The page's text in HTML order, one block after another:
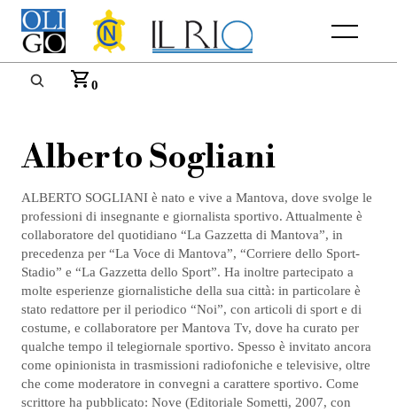
Menu
0
Alberto Sogliani
ALBERTO SOGLIANI è nato e vive a Mantova, dove svolge le
professioni di insegnante e giornalista sportivo. Attualmente è
collaboratore del quotidiano “La Gazzetta di Mantova”, in
precedenza per “La Voce di Mantova”, “Corriere dello Sport-
Stadio” e “La Gazzetta dello Sport”. Ha inoltre partecipato a
molte esperienze giornalistiche della sua città: in particolare è
stato redattore per il periodico “Noi”, con articoli di sport e di
costume, e collaboratore per Mantova Tv, dove ha curato per
qualche tempo il telegiornale sportivo. Spesso è invitato ancora
come opinionista in trasmissioni radiofoniche e televisive, oltre
che come moderatore in convegni a carattere sportivo. Come
scrittore ha pubblicato: Nove (Editoriale Sometti, 2007, con